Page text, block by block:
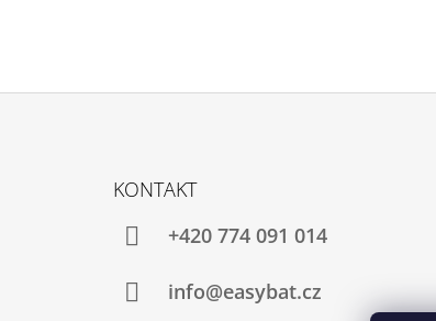
KONTAKT
+420 774 091 014
info@easybat.cz